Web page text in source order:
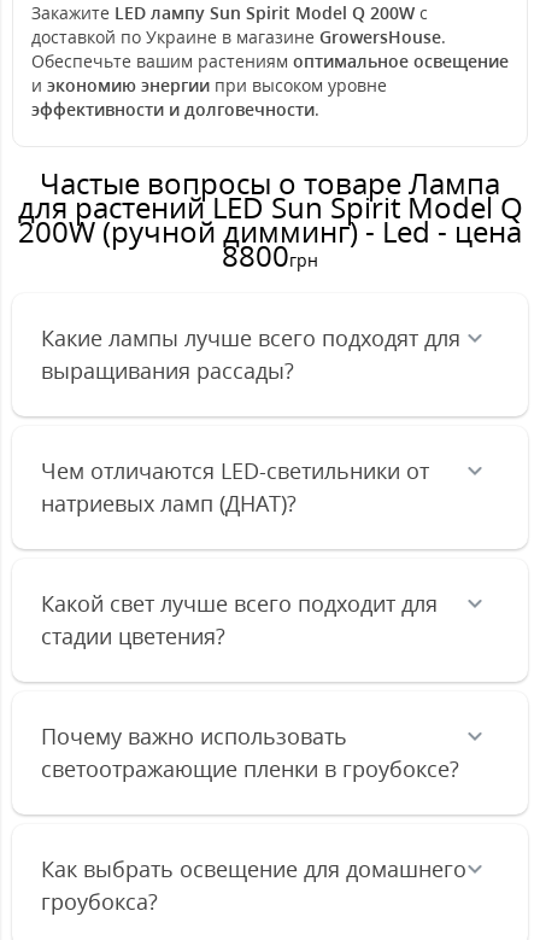
Закажите LED лампу Sun Spirit Model Q 200W с
доставкой по Украине в магазине GrowersHouse.
Обеспечьте вашим растениям оптимальное освещение
и экономию энергии при высоком уровне
эффективности и долговечности.
Частые вопросы о товаре Лампа
для растений LED Sun Spirit Model Q
200W (ручной димминг) - Led - цена
8800грн
Какие лампы лучше всего подходят для
выращивания рассады?
Чем отличаются LED-светильники от
натриевых ламп (ДНАТ)?
Какой свет лучше всего подходит для
стадии цветения?
Почему важно использовать
светоотражающие пленки в гроубоксе?
Как выбрать освещение для домашнего
гроубокса?